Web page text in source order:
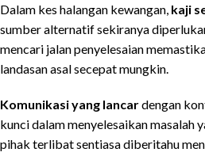
Dalam kes halangan kewangan, kaji
sumber alternatif sekiranya
mencari jalan penyelesaian
landasan asal secepat mungkin.
Komunikasi yang lancardengan
kunci dalam menyelesaikan masalah
pihak terlibat sentiasa diberitahu